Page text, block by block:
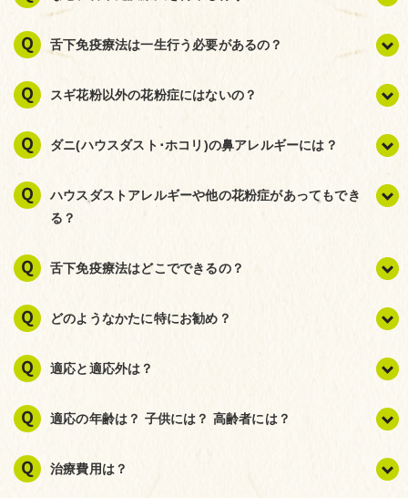
舌下免疫療法は一生行う必要があるの？
スギ花粉以外の花粉症にはないの？
ダニ(ハウスダスト･ホコリ)の鼻アレルギーには？
ハウスダストアレルギーや他の花粉症があってもでき
る？
舌下免疫療法はどこでできるの？
どのようなかたに特にお勧め？
適応と適応外は？
適応の年齢は？ 子供には？ 高齢者には？
治療費用は？